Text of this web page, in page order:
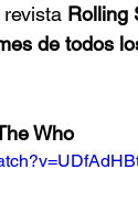
Rolling
de todos
Who